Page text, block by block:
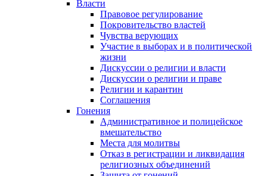
Власти
Правовое регулирование
Покровительство властей
Чувства верующих
Участие в выборах и в политической
жизни
Дискуссии о религии и власти
Дискуссии о религии и праве
Религии и карантин
Соглашения
Гонения
Административное и полицейское
вмешательство
Места для молитвы
Отказ в регистрации и ликвидация
религиозных объединений